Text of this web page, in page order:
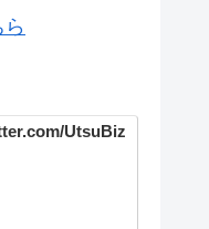
UtsuBiz